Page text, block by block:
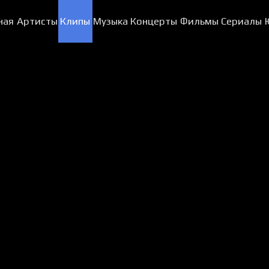
Артисты Клипы Музыка Концерты Фильмы Сериалы